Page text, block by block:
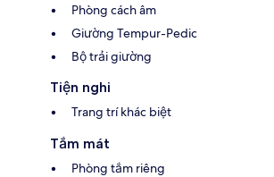
Phòng cách âm
Giường Tempur-Pedic
Bộ trải giường
Tiện nghi
Trang trí khác biệt
Tắm mát
Phòng tắm riêng